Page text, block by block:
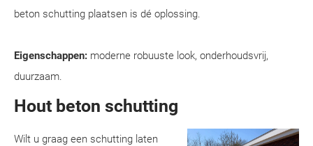
beton schutting plaatsen is dé oplossing.
Eigenschappen: moderne robuuste look, onderhoudsvrij,
duurzaam.
Hout beton schutting
Wilt u graag een schutting laten